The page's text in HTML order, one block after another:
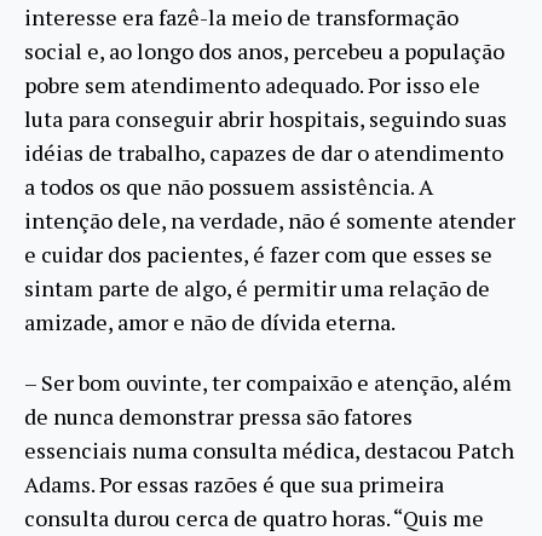
interesse era fazê-la meio de transformação
social e, ao longo dos anos, percebeu a população
pobre sem atendimento adequado. Por isso ele
luta para conseguir abrir hospitais, seguindo suas
idéias de trabalho, capazes de dar o atendimento
a todos os que não possuem assistência. A
intenção dele, na verdade, não é somente atender
e cuidar dos pacientes, é fazer com que esses se
sintam parte de algo, é permitir uma relação de
amizade, amor e não de dívida eterna.
– Ser bom ouvinte, ter compaixão e atenção, além
de nunca demonstrar pressa são fatores
essenciais numa consulta médica, destacou Patch
Adams. Por essas razões é que sua primeira
consulta durou cerca de quatro horas. “Quis me